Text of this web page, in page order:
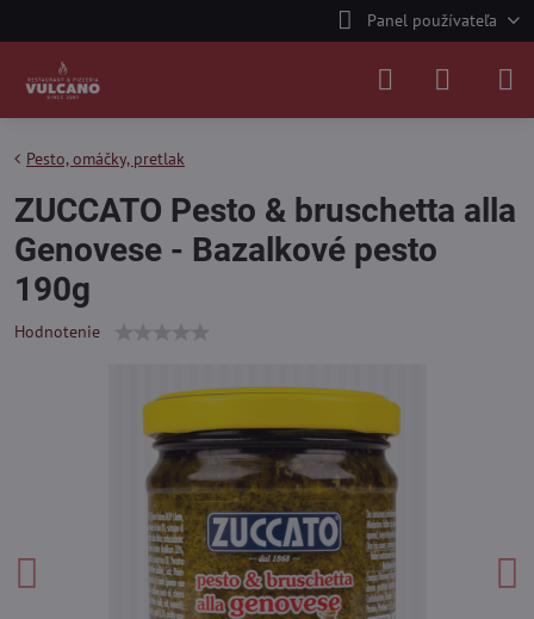
Panel používateľa
Pesto, omáčky, pretlak
ZUCCATO Pesto & bruschetta alla
Genovese - Bazalkové pesto
190g
Hodnotenie